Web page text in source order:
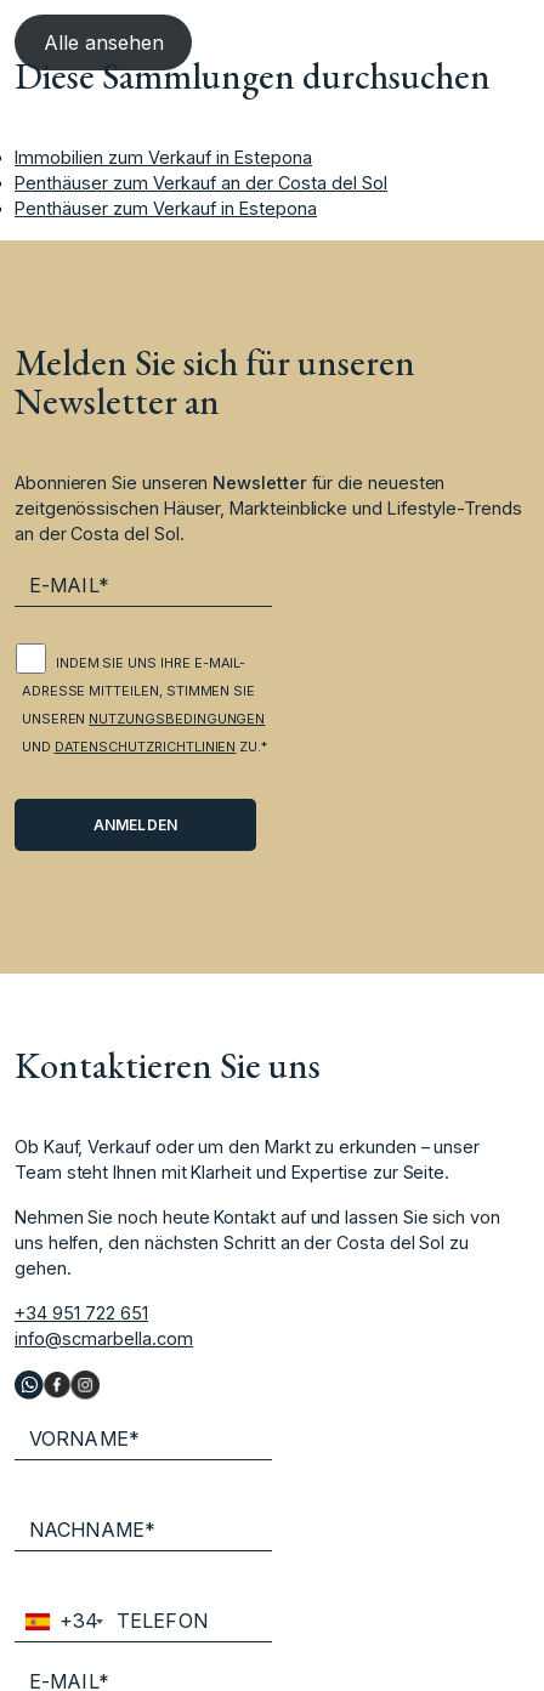
Alle ansehen
Diese Sammlungen durchsuchen
Immobilien zum Verkauf in Estepona
Penthäuser zum Verkauf an der Costa del Sol
Penthäuser zum Verkauf in Estepona
Melden Sie sich für unseren
Newsletter an
Abonnieren Sie unseren Newsletterfür die neuesten
zeitgenössischen Häuser, Markteinblicke und Lifestyle-Trends
an der Costa del Sol.
INDEM SIE UNS IHRE E-MAIL-
ADRESSE MITTEILEN, STIMMEN SIE
UNSEREN NUTZUNGSBEDINGUNGEN
UND DATENSCHUTZRICHTLINIEN ZU.*
Kontaktieren Sie uns
Ob Kauf, Verkauf oder um den Markt zu erkunden – unser
Team steht Ihnen mit Klarheit und Expertise zur Seite.
Nehmen Sie noch heute Kontakt auf und lassen Sie sich von
uns helfen, den nächsten Schritt an der Costa del Sol zu
gehen.
+34 951 722 651
info@scmarbella.com
+34